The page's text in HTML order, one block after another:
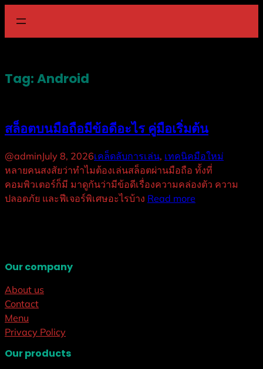
content
Tag:Android
สล็อตบนมือถือมีข้อดีอะไร คู่มือเริ่มต้น
@adminJuly 8, 2026เคล็ดลับการเล่น, เทคนิคมือใหม่
หลายคนสงสัยว่าทำไมต้องเล่นสล็อตผ่านมือถือ ทั้งที่
คอมพิวเตอร์ก็มี มาดูกันว่ามีข้อดีเรื่องความคล่องตัว ความ
ปลอดภัย และฟีเจอร์พิเศษอะไรบ้าง Read more
Our company
About us
Contact
Menu
Privacy Policy
Our products